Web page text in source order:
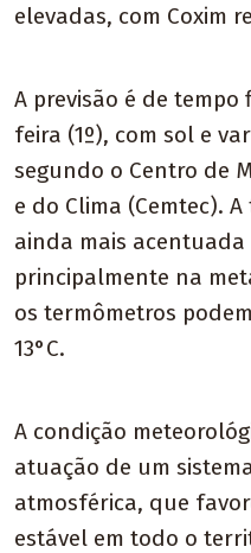
elevadas, com Coxim
A previsão é de
feira (1º), com sol e
segundo o Centro de
e do Clima (Cemtec).
ainda mais
principalmente na
os termômetros
13°C.
A condição
atuação de um
atmosférica, que
estável em todo o